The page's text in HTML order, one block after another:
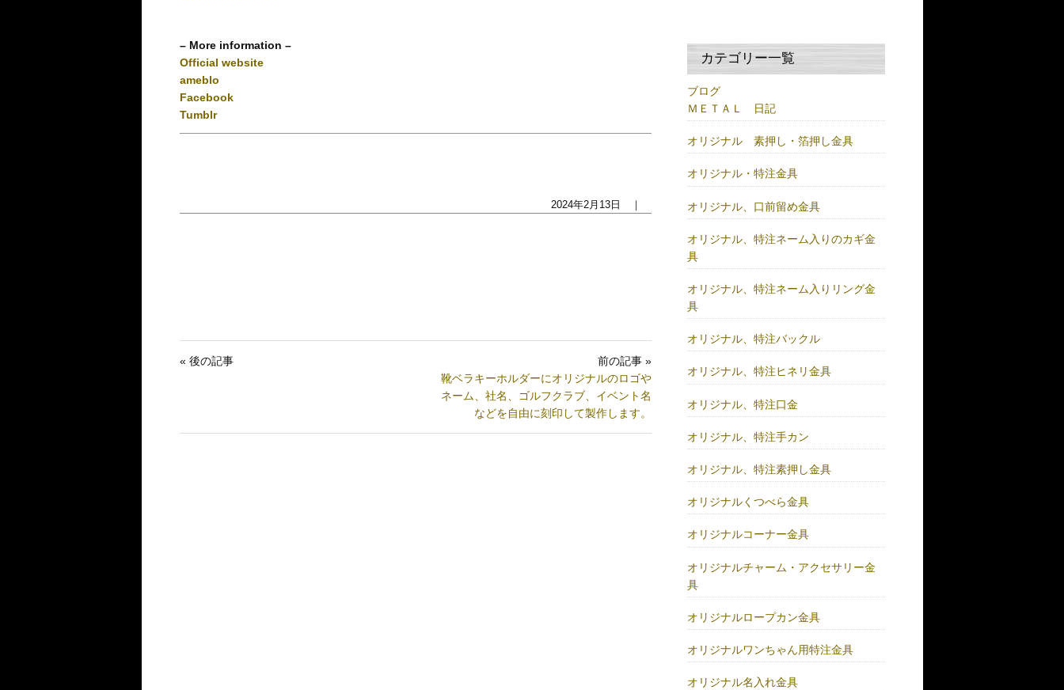
– More information –
Official website
ameblo
Facebook
Tumblr
2024年2月13日 ｜
« 後の記事
前の記事 »
靴ベラキーホルダーにオリジナルのロゴや
ネーム、社名、ゴルフクラブ、イベント名
などを自由に刻印して製作します。
カテゴリー一覧
ブログ
ＭＥＴＡＬ 日記
オリジナル 素押し・箔押し金具
オリジナル・特注金具
オリジナル、口前留め金具
オリジナル、特注ネーム入りのカギ金
具
オリジナル、特注ネーム入りリング金
具
オリジナル、特注バックル
オリジナル、特注ヒネリ金具
オリジナル、特注口金
オリジナル、特注手カン
オリジナル、特注素押し金具
オリジナルくつべら金具
オリジナルコーナー金具
オリジナルチャーム・アクセサリー金
具
オリジナルロープカン金具
オリジナルワンちゃん用特注金具
オリジナル名入れ金具